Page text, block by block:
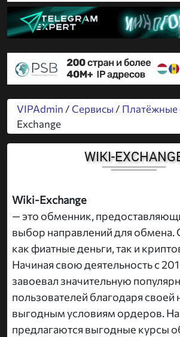
VIPAdmin / Сервисы / Платёжные
Exchange
WIKI-
Wiki-Exchange
— это обменник,
выбор направлений для обмена.
как фиатные деньги, так и
Начиная свою деятельность с
завоевал значительную
пользователей благодаря своей
выгодным условиям ордеров. На
предлагаются выгодные курсы